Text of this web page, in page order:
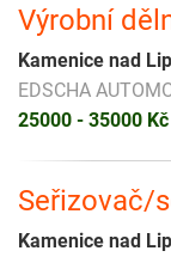
Výrobní
Kamenice nad
EDSCHA
25000 - 35000 Kč
Seřizovač/
Kamenice nad